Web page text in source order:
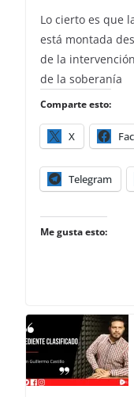
Lo cierto es que
está montada
de la
de la soberanía
Comparte esto:
X
Telegram
Me gusta esto: